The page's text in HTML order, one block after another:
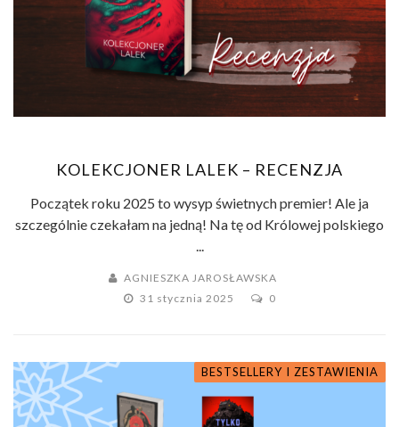
KOLEKCJONER LALEK – RECENZJA
Początek roku 2025 to wysyp świetnych premier! Ale ja
szczególnie czekałam na jedną! Na tę od Królowej polskiego
AGNIESZKA JAROSŁAWSKA
31 stycznia 2025
0
BESTSELLERY I ZESTAWIENIA